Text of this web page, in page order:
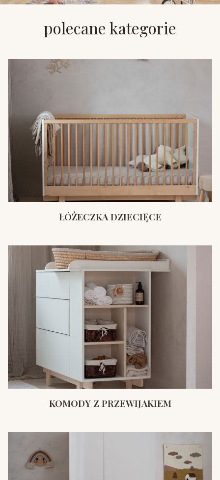
polecane kategorie
ŁÓŻECZKA DZIECIĘCE
KOMODY Z PRZEWIJAKIEM